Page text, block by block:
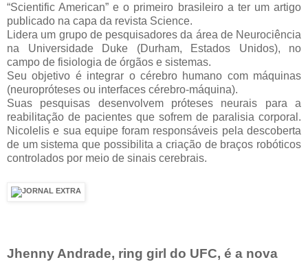
“Scientific American” e o primeiro brasileiro a ter um artigo
publicado na capa da revista Science.
Lidera um grupo de pesquisadores da área de Neurociência
na Universidade Duke (Durham, Estados Unidos), no
campo de fisiologia de órgãos e sistemas.
Seu objetivo é integrar o cérebro humano com máquinas
(neuropróteses ou interfaces cérebro-máquina).
Suas pesquisas desenvolvem próteses neurais para a
reabilitação de pacientes que sofrem de paralisia corporal.
Nicolelis e sua equipe foram responsáveis pela descoberta
de um sistema que possibilita a criação de braços robóticos
controlados por meio de sinais cerebrais.
Jhenny Andrade, ring girl do UFC, é a nova